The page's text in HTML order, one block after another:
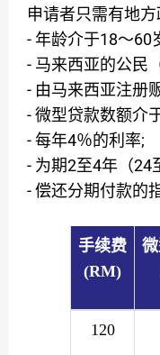
申请者只需有地
- 年龄介于18〜60
- 马来西亚的公民
- 由马来西亚注册
- 微型贷款数额介
- 每年4％的利率;
- 为期2至4年（24
- 偿还分期付款的
手续费
(RM)
120